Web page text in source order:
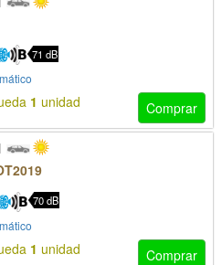
71 dB
Comprar
1 unidad
70 dB
Comprar
1 unidad